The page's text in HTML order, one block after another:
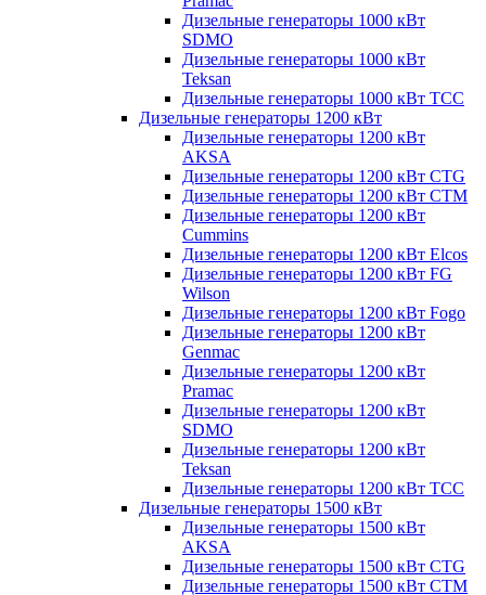
Дизельные генераторы 1000 кВт
SDMO
Дизельные генераторы 1000 кВт
Teksan
Дизельные генераторы 1000 кВт ТСС
Дизельные генераторы 1200 кВт
Дизельные генераторы 1200 кВт
AKSA
Дизельные генераторы 1200 кВт CTG
Дизельные генераторы 1200 кВт CTM
Дизельные генераторы 1200 кВт
Cummins
Дизельные генераторы 1200 кВт Elcos
Дизельные генераторы 1200 кВт FG
Wilson
Дизельные генераторы 1200 кВт Fogo
Дизельные генераторы 1200 кВт
Genmac
Дизельные генераторы 1200 кВт
Pramac
Дизельные генераторы 1200 кВт
SDMO
Дизельные генераторы 1200 кВт
Teksan
Дизельные генераторы 1200 кВт ТСС
Дизельные генераторы 1500 кВт
Дизельные генераторы 1500 кВт
AKSA
Дизельные генераторы 1500 кВт CTG
Дизельные генераторы 1500 кВт CTM